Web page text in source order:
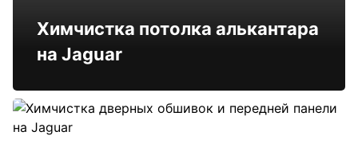
Химчистка потолка алькантара
на Jaguar